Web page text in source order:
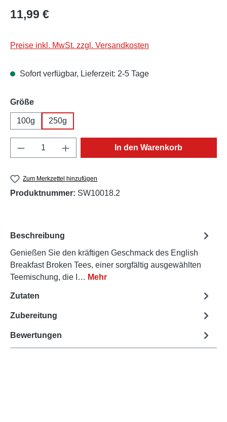
Regulärer Preis:
11,99 €
Preise inkl. MwSt. zzgl. Versandkosten
Sofort verfügbar, Lieferzeit: 2-5 Tage
Größeauswählen
100g 250g
Produkt Anzahl: Gib den gewünschten
In den Warenkorb
Zum Merkzettel hinzufügen
Produktnummer: SW10018.2
Beschreibung
Genießen Sie den kräftigen Geschmack des English
Breakfast Broken Tees, einer sorgfältig ausgewählten
Teemischung, die I… Mehr
Zutaten
Zubereitung
Bewertungen